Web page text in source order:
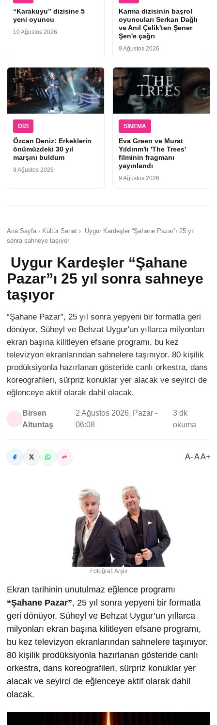
“Karakuyu” dizisine 5
yeni oyuncu
10 Ağustos 2026
Karma dizisinin başrol
oyuncuları Serkan Dağlı
ve Anıl Çelik'ten Şener
Şen'e çağrı
9 Ağustos 2026
DIZI
Özcan Deniz: Erkeklerin
önümüzdeki 30 yıl
marşını buldum
9 Ağustos 2026
SINEMA
Eva Green ve Murat
Yıldırım'lı 'The Trees'
filminin fragmanı
yayınlandı
9 Ağustos 2026
Ana Sayfa › Kültür Sanat › Uygur Kardeşler “Şahane Pazar”ı 25 yıl
sonra sahneye taşıyor
Uygur Kardeşler “Şahane
Pazar”ı 25 yıl sonra sahneye
taşıyor
“Şahane Pazar”, 25 yıl sonra yepyeni bir formatla geri
dönüyor. Süheyl ve Behzat Uygur'un yıllarca milyonları
ekran başına kilitleyen efsane programı, bu kez
televizyon ekranlarından sahnelere taşınıyor. 80 kişilik
prodüksiyonla hazırlanan gösteride canlı orkestra, dans
koreografileri, sürpriz konuklar yer alacak ve seyirci de
eğlenceye aktif olarak dahil olacak.
Birsen
Altuntaş
2 Ağustos 2026, Pazar -
06:08
3 dk
okuma
A- A A+
Fotoğraf: Arşiv
Ekran tarihinin unutulmaz eğlence programı
“Şahane Pazar”, 25 yıl sonra yepyeni bir formatla
geri dönüyor. Süheyl ve Behzat Uygur’un yıllarca
milyonları ekran başına kilitleyen efsane programı,
bu kez televizyon ekranlarından sahnelere taşınıyor.
80 kişilik prodüksiyonla hazırlanan gösteride canlı
orkestra, dans koreografileri, sürpriz konuklar yer
alacak ve seyirci de eğlenceye aktif olarak dahil
olacak.